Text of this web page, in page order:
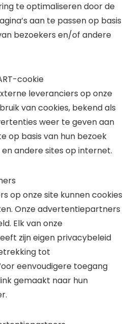
te optimaliseren door de
aan te passen op basis
bezoekers en/of andere
cookie
leveranciers op onze
van cookies, bekend als
weer te geven aan
op basis van hun bezoek
andere sites op internet.
op onze site kunnen cookies
Onze advertentiepartners
Elk van onze
zijn eigen privacybeleid
tot
eenvoudigere toegang
gemaakt naar hun